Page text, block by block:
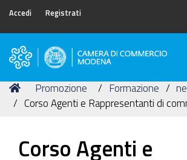
Accedi Registrati
Camera
Commercio
di
Tu
sei
Home
Promozione Formazione
Corso Agenti e Rappresentanti di
Corso Agenti e